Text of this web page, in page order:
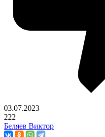
03.07.2023
222
Беляев Виктор